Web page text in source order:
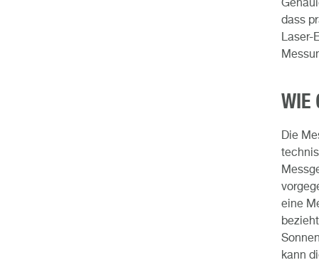
dass
Laser-
WIE
Die
eine
kann